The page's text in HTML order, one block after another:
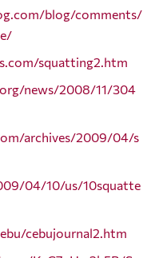
blog/comments/
squatting2.htm
news/2008/11/304
archives/2009/04/s
04/10/us/10squatte
cebujournal2.htm